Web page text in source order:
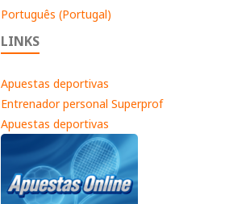
Português (Portugal)
LINKS
Apuestas deportivas
Entrenador personal Superprof
Apuestas deportivas